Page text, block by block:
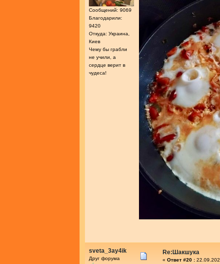
Сообщений: 9069
Благодарили:
9420
Откуда: Украина,
Киев
Чему бы грабли
не учили, а
сердце верит в
чудеса!
sveta_3ay4ik
Друг форума
Re:Шакшука
« Ответ #20 :